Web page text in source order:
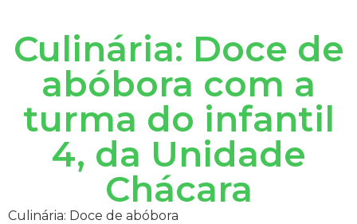
Culinária: Doce de
abóbora com a
turma do infantil
4, da Unidade
Chácara
Culinária: Doce de abóbora